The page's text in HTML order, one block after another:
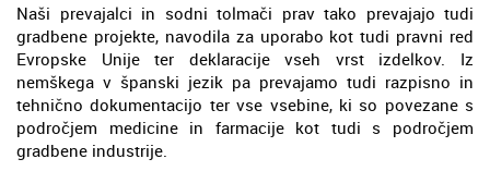
Naši prevajalci in sodni tolmači prav tako prevajajo tudi
gradbene projekte, navodila za uporabo kot tudi pravni red
Evropske Unije ter deklaracije vseh vrst izdelkov. Iz
nemškega v španski jezik pa prevajamo tudi razpisno in
tehnično dokumentacijo ter vse vsebine, ki so povezane s
področjem medicine in farmacije kot tudi s področjem
gradbene industrije.